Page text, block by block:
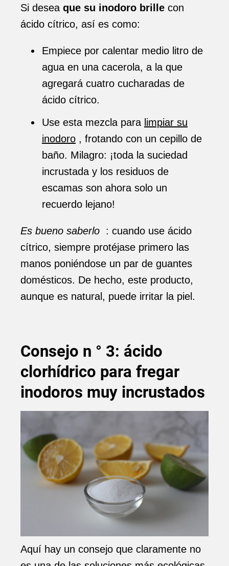
Si desea que su inodoro brille con
ácido cítrico, así es como:
Empiece por calentar medio litro de
agua en una cacerola, a la que
agregará cuatro cucharadas de
ácido cítrico.
Use esta mezcla para limpiar su
inodoro , frotando con un cepillo de
baño. Milagro: ¡toda la suciedad
incrustada y los residuos de
escamas son ahora solo un
recuerdo lejano!
Es bueno saberlo : cuando use ácido
cítrico, siempre protéjase primero las
manos poniéndose un par de guantes
domésticos. De hecho, este producto,
aunque es natural, puede irritar la piel.
Consejo n ° 3: ácido
clorhídrico para fregar
inodoros muy incrustados
Aquí hay un consejo que claramente no